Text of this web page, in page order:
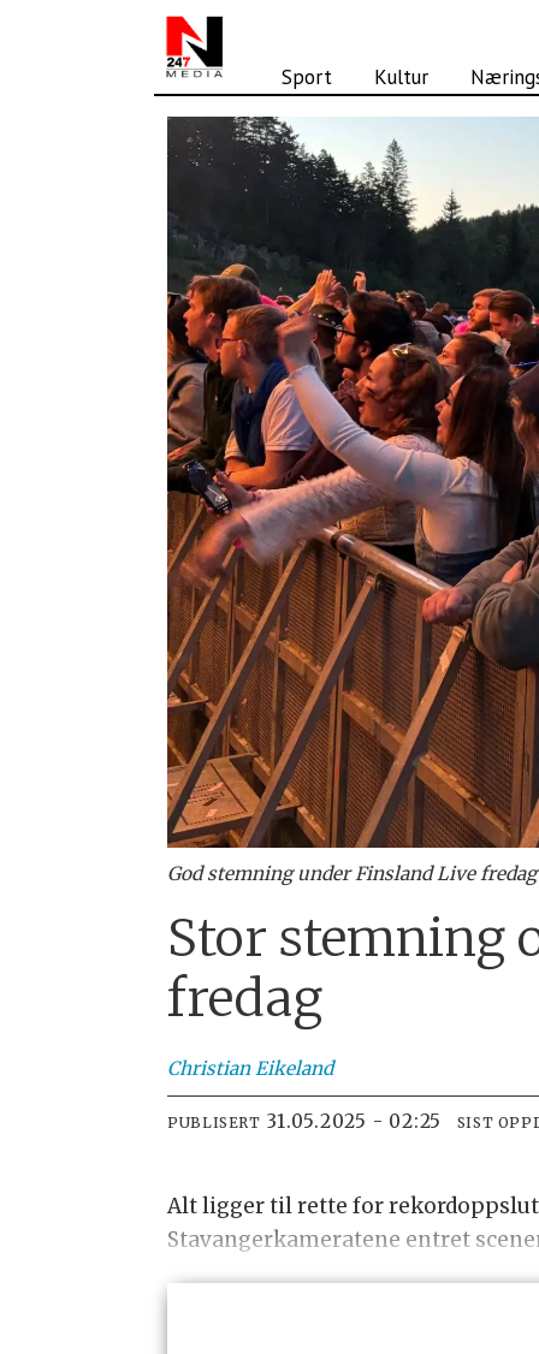
Sport Kultur
God stemning under Finsland Live
Stor stemning
fredag
Christian Eikeland
PUBLISERT 31.05.2025 - 02:25 SIST
Alt ligger til rette for
Stavangerkameratene entret